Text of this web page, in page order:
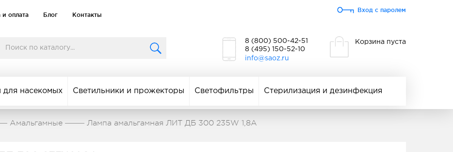
и оплата Блог Контакты
Вход с паролем
8 (800) 500-42-51
8 (495) 150-52-10
info@saoz.ru
Корзина пуста
насекомых Светильники и прожекторы Светофильтры Стерилизация и дезинфекция
Амальгамные Лампа амальгамная ЛИТ ДБ 300 235W 1,8A